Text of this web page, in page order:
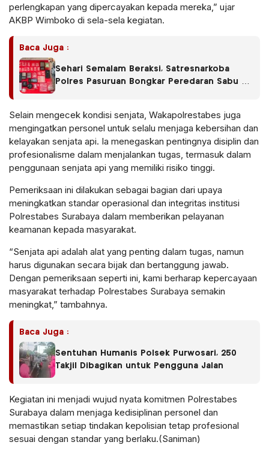
perlengkapan yang dipercayakan kepada mereka,” ujar
AKBP Wimboko di sela-sela kegiatan.
Baca Juga :
Sehari Semalam Beraksi, Satresnarkoba
Polres Pasuruan Bongkar Peredaran Sabu di
Selain mengecek kondisi senjata, Wakapolrestabes juga
mengingatkan personel untuk selalu menjaga kebersihan dan
kelayakan senjata api. Ia menegaskan pentingnya disiplin dan
profesionalisme dalam menjalankan tugas, termasuk dalam
penggunaan senjata api yang memiliki risiko tinggi.
Pemeriksaan ini dilakukan sebagai bagian dari upaya
meningkatkan standar operasional dan integritas institusi
Polrestabes Surabaya dalam memberikan pelayanan
keamanan kepada masyarakat.
“Senjata api adalah alat yang penting dalam tugas, namun
harus digunakan secara bijak dan bertanggung jawab.
Dengan pemeriksaan seperti ini, kami berharap kepercayaan
masyarakat terhadap Polrestabes Surabaya semakin
meningkat,” tambahnya.
Baca Juga :
Sentuhan Humanis Polsek Purwosari, 250
Takjil Dibagikan untuk Pengguna Jalan
Kegiatan ini menjadi wujud nyata komitmen Polrestabes
Surabaya dalam menjaga kedisiplinan personel dan
memastikan setiap tindakan kepolisian tetap profesional
sesuai dengan standar yang berlaku.(Saniman)